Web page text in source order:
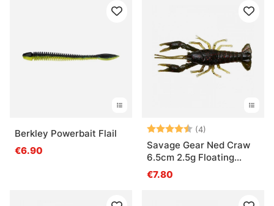
Berkley Powerbait Flail
€6.90
Arvio: (4)
Savage Gear Ned Craw
6.5cm 2.5g Floating
(4kpl)
€7.80